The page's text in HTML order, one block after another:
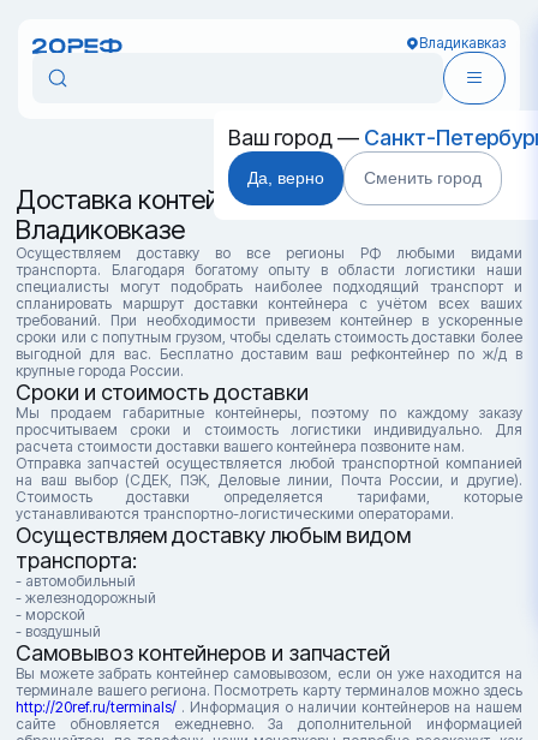
Владикавказ
Ваш город — Санкт-
Да, верно Сменить город
Доставка контейнеров во
Владиковказе
Осуществляем доставку во все регионы РФ любыми видами
транспорта. Благодаря богатому опыту в области логистики наши
специалисты могут подобрать наиболее подходящий транспорт и
спланировать маршрут доставки контейнера с учётом всех ваших
требований. При необходимости привезем контейнер в ускоренные
сроки или с попутным грузом, чтобы сделать стоимость доставки более
выгодной для вас. Бесплатно доставим ваш рефконтейнер по ж/д в
крупные города России.
Сроки и стоимость доставки
Мы продаем габаритные контейнеры, поэтому по каждому заказу
просчитываем сроки и стоимость логистики индивидуально. Для
расчета стоимости доставки вашего контейнера позвоните нам.
Отправка запчастей осуществляется любой транспортной компанией
на ваш выбор (СДЕК, ПЭК, Деловые линии, Почта России, и другие).
Стоимость доставки определяется тарифами, которые
устанавливаются транспортно-логистическими операторами.
Осуществляем доставку любым видом
транспорта:
- автомобильный
- железнодорожный
- морской
- воздушный
Самовывоз контейнеров и запчастей
Вы можете забрать контейнер самовывозом, если он уже находится на
терминале вашего региона. Посмотреть карту терминалов можно здесь
http://20ref.ru/terminals/ . Информация о наличии контейнеров на нашем
сайте обновляется ежедневно. За дополнительной информацией